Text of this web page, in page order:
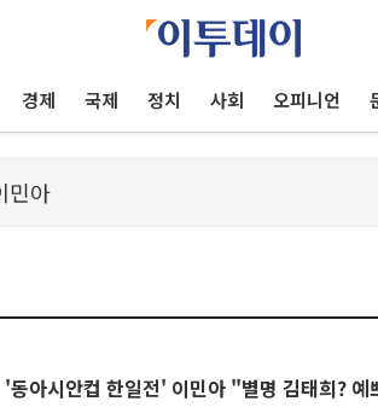
경제 국제 정치 사회 오피니언
'동아시안컵 한일전' 이민아 "별명 김태희? 예